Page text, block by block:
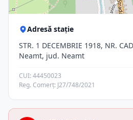
Adresă stație
STR. 1 DECEMBRIE 1918, NR.
Neamt, jud. Neamt
CUI: 44450023
Reg. Comerț: J27/748/2021